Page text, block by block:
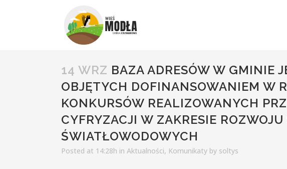
14 WRZ BAZA ADRESÓW W GMINIE
OBJĘTYCH DOFINANSOWANIEM W
KONKURSÓW REALIZOWANYCH
CYFRYZACJI W ZAKRESIE ROZWOJU
ŚWIATŁOWODOWYCH
Posted at 14:28h in Aktualności, Komunikaty by soltys